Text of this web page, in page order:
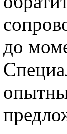
до